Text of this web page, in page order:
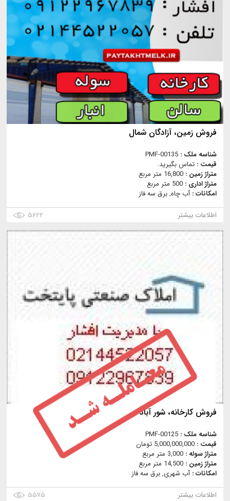
فروش زمين، آزادگان شمال
شناسه ملک : PMF-00135
قیمت : تماس بگیرید.
متراژ زمین : 16,800 متر مربع
متراژ اداری : 500 متر مربع
امکانات :آب چاه, برق سه فاز
اطلاعات بیشتر
۵۶۲۲
فروش كارخانه، شور آباد
شناسه ملک : PMF-00125
قیمت : 5,000,000,000 تومان
متراژ سوله : 3,000 متر مربع
متراژ زمین : 14,500 متر مربع
امکانات :آب شهری, برق سه فاز
اطلاعات بیشتر
۵۵۷۵